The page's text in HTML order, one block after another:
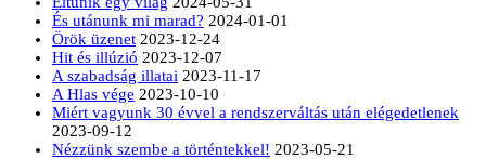
És utánunk mi marad? 2024-01-01
Örök üzenet 2023-12-24
Hit és illúzió 2023-12-07
A szabadság illatai 2023-11-17
A Hlas vége 2023-10-10
Miért vagyunk 30 évvel a rendszerváltás után elégedetlenek
2023-09-12
Nézzünk szembe a történtekkel! 2023-05-21